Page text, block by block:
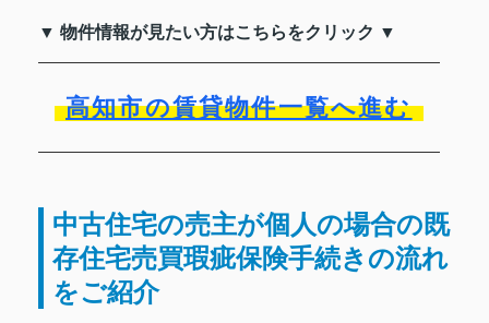
▼ 物件情報が見たい方はこちらをクリック ▼
高知市の賃貸物件一覧へ進む
中古住宅の売主が個人の場合の既
存住宅売買瑕疵保険手続きの流れ
をご紹介